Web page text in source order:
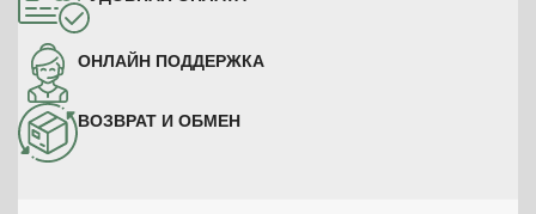
отличаться от партии к партии.
ОНЛАЙН ПОДДЕРЖКА
ВОЗВРАТ И ОБМЕН